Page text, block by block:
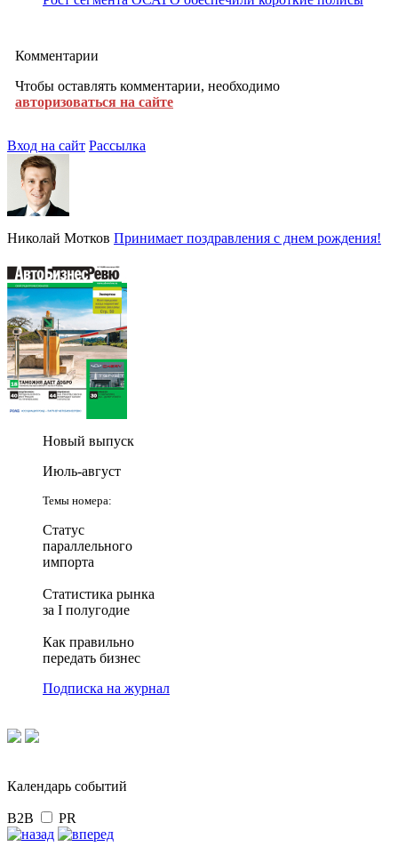
Комментарии
Чтобы оставлять комментарии, необходимо
авторизоваться на сайте
Вход на сайт Рассылка
Николай Мотков Принимает поздравления с днем рождения!
Новый выпуск
Июль-август
Темы номера:
Статус
параллельного
импорта
Статистика рынка
за I полугодие
Как правильно
передать бизнес
Подписка на журнал
Календарь событий
B2B PR